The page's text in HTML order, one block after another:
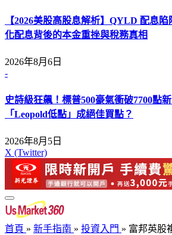
【2026美股高股息解析】QYLD 配息
化配息背後的本金重挫與稅務真相
2026年8月6日
-
史詩級狂飆！標普500豪氣衝破7700點
「Leopold低點」成絕佳買點？
2026年8月5日
X (Twitter)
首頁 » 新手指南 » 投資入門 » 富邦英股